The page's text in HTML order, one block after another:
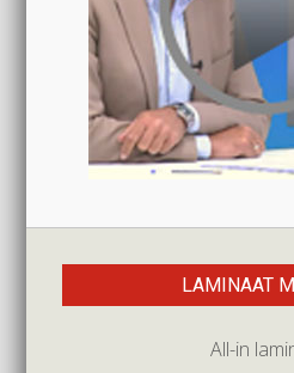
LAMINAAT
All-in